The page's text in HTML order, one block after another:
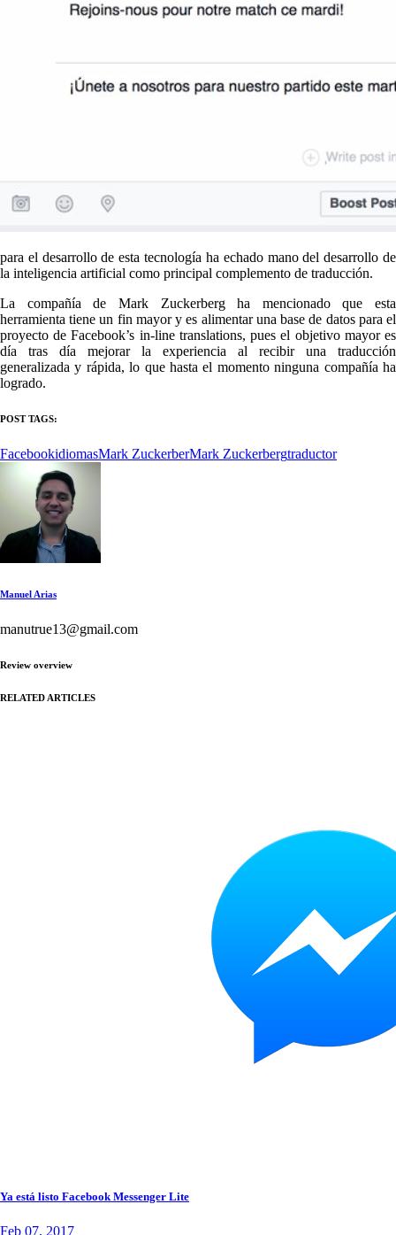
para el desarrollo de esta tecnología ha echado mano del desarrollo de
la inteligencia artificial como principal complemento de traducción.
La compañía de Mark Zuckerberg ha mencionado que esta
herramienta tiene un fin mayor y es alimentar una base de datos para el
proyecto de Facebook’s in-line translations, pues el objetivo mayor es
día tras día mejorar la experiencia al recibir una traducción
generalizada y rápida, lo que hasta el momento ninguna compañía ha
logrado.
POST TAGS:
FacebookidiomasMark ZuckerberMark Zuckerbergtraductor
Manuel Arias
manutrue13@gmail.com
Review overview
RELATED ARTICLES
Ya está listo Facebook Messenger Lite
Feb 07, 2017